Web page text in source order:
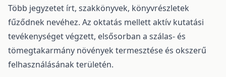
Több jegyzetet írt, szakkönyvek, könyvrészletek
fűződnek nevéhez. Az oktatás mellett aktív kutatási
tevékenységet végzett, elsősorban a szálas- és
tömegtakarmány növények termesztése és okszerű
felhasználásának területén.